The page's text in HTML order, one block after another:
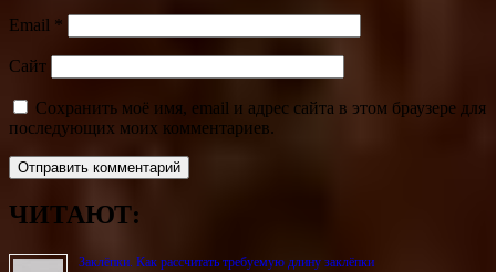
Email *
Сайт
Сохранить моё имя, email и адрес сайта в этом браузере для
последующих моих комментариев.
ЧИТАЮТ:
Заклёпки. Как рассчитать требуемую длину заклёпки